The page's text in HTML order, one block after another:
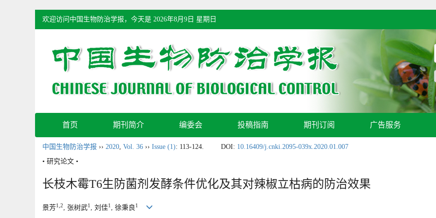
欢迎访问中国生物防治学报，今天是 2026年8月9日 星期日
首页 期刊简介 编委会 投稿指南 期刊订阅 广告服务
中国生物防治学报 ›› 2020, Vol. 36 ›› Issue (1): 113-124. DOI: 10.16409/j.cnki.2095-039x.2020.01.007
• 研究论文 •
长枝木霉T6生防菌剂发酵条件优化及其对辣椒立枯病的防治效果
景芳1,2, 张树武1 , 刘佳1 , 徐秉良1